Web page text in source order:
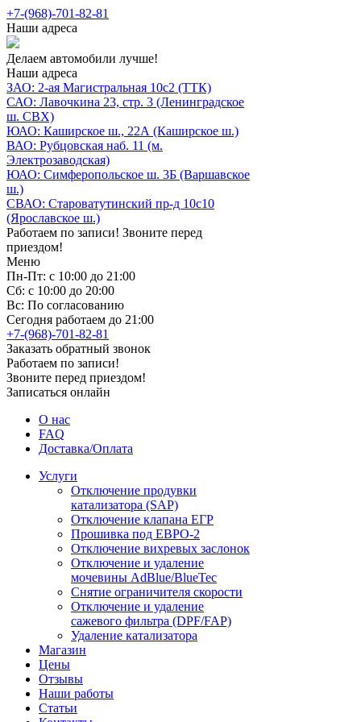
+7-(968)-701-82-81
Наши адреса
Делаем автомобили лучше!
Наши адреса
ЗАО: 2-ая Магистральная 10с2 (ТТК)
САО: Лавочкина 23, стр. 3 (Ленинградское
ш. СВХ)
ЮАО: Каширское ш., 22А (Каширское ш.)
ВАО: Рубцовская наб. 11 (м.
Электрозаводская)
ЮАО: Симферопольское ш. 3Б (Варшавское
ш.)
СВАО: Староватутинский пр-д 10с10
(Ярославское ш.)
Работаем по записи! Звоните перед
приездом!
Меню
Пн-Пт: с 10:00 до 21:00
Сб: с 10:00 до 20:00
Вс: По согласованию
Сегодня работаем до 21:00
+7-(968)-701-82-81
Заказать обратный звонок
Работаем по записи!
Звоните перед приездом!
Записаться онлайн
О нас
FAQ
Доставка/Оплата
Услуги
Отключение продувки
катализатора (SAP)
Отключение клапана ЕГР
Прошивка под ЕВРО-2
Отключение вихревых заслонок
Отключение и удаление
мочевины AdBlue/BlueTec
Снятие ограничителя скорости
Отключение и удаление
сажевого фильтра (DPF/FAP)
Удаление катализатора
Магазин
Цены
Отзывы
Наши работы
Статьи